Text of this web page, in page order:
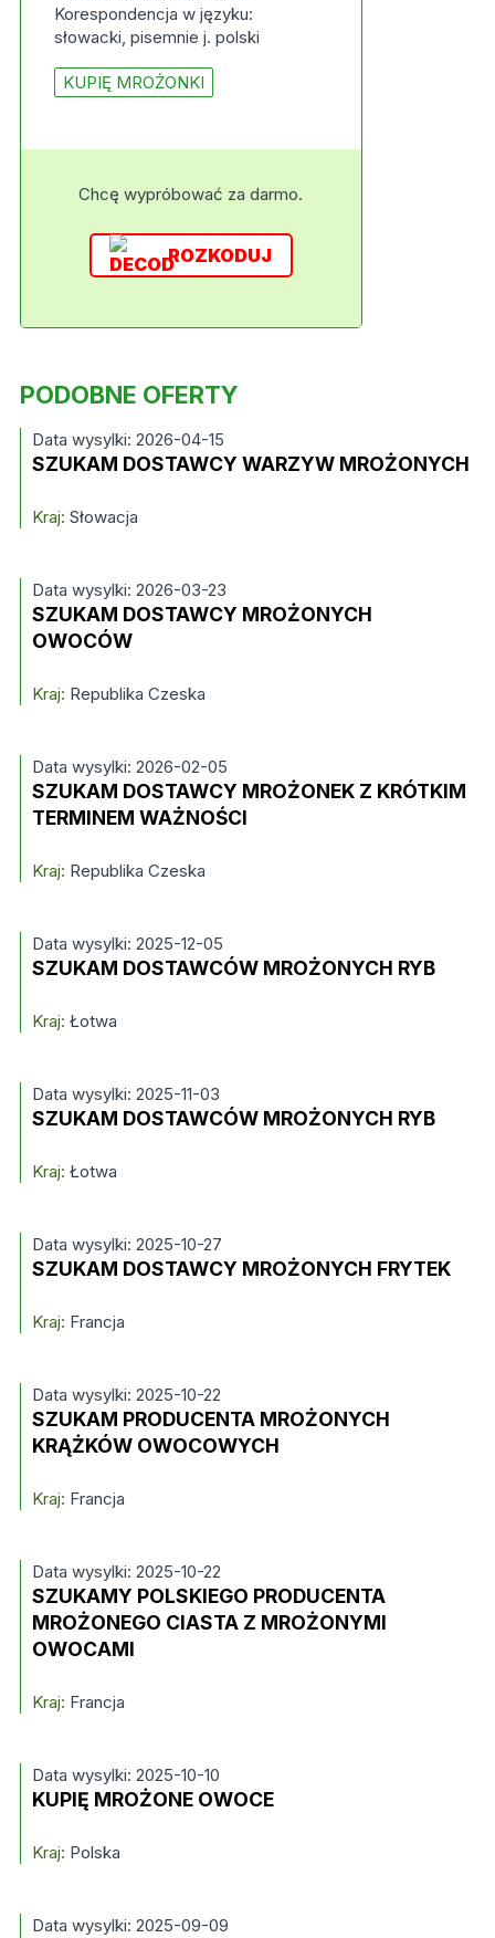
Korespondencja w języku:
słowacki, pisemnie j. polski
KUPIĘ MROŻONKI
Chcę wypróbować za darmo.
ROZKODUJ
PODOBNE OFERTY
Data wysylki: 2026-04-15
SZUKAM DOSTAWCY WARZYW MROŻONYCH
Kraj: Słowacja
Data wysylki: 2026-03-23
SZUKAM DOSTAWCY MROŻONYCH
OWOCÓW
Kraj: Republika Czeska
Data wysylki: 2026-02-05
SZUKAM DOSTAWCY MROŻONEK Z KRÓTKIM
TERMINEM WAŻNOŚCI
Kraj: Republika Czeska
Data wysylki: 2025-12-05
SZUKAM DOSTAWCÓW MROŻONYCH RYB
Kraj: Łotwa
Data wysylki: 2025-11-03
SZUKAM DOSTAWCÓW MROŻONYCH RYB
Kraj: Łotwa
Data wysylki: 2025-10-27
SZUKAM DOSTAWCY MROŻONYCH FRYTEK
Kraj: Francja
Data wysylki: 2025-10-22
SZUKAM PRODUCENTA MROŻONYCH
KRĄŻKÓW OWOCOWYCH
Kraj: Francja
Data wysylki: 2025-10-22
SZUKAMY POLSKIEGO PRODUCENTA
MROŻONEGO CIASTA Z MROŻONYMI
OWOCAMI
Kraj: Francja
Data wysylki: 2025-10-10
KUPIĘ MROŻONE OWOCE
Kraj: Polska
Data wysylki: 2025-09-09